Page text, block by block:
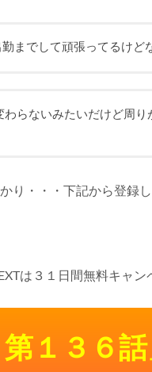
までして頑張ってるけど
らないみたいだけど周
り・・・下記から登録
は３１日間無料キャ
１３６話